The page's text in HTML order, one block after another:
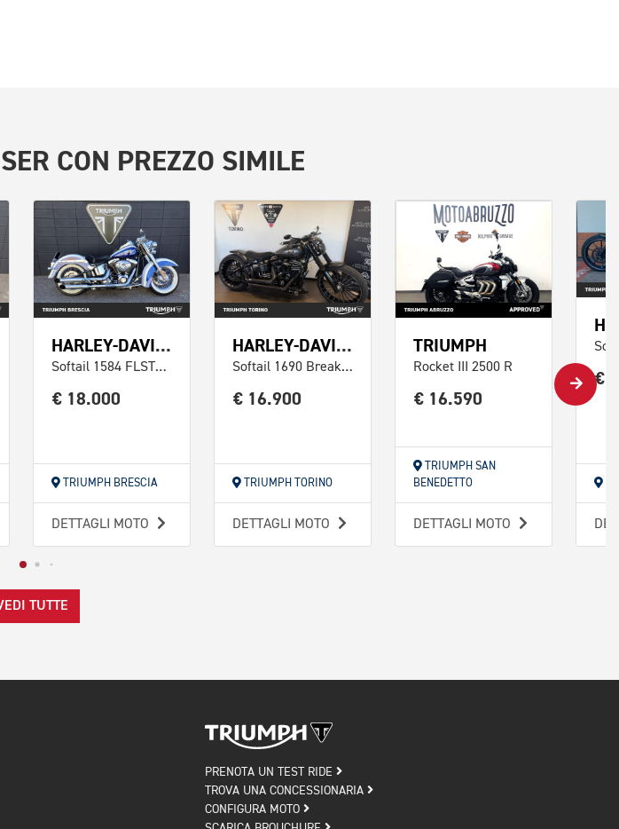
CON PREZZO SIMILE
HARLEY-DAVIDSON
Softail 1584 FLSTN De Luxe
€ 18.000
TRIUMPH BRESCIA
DETTAGLI MOTO
HARLEY-DAVIDSON
Softail 1690 Breakout
€ 16.900
TRIUMPH TORINO
DETTAGLI MOTO
TRIUMPH
Rocket III 2500 R
€ 16.590
TRIUMPH SAN
BENEDETTO
DETTAGLI MOTO
€
TUTTE
PRENOTA UN TEST RIDE
TROVA UNA CONCESSIONARIA
CONFIGURA MOTO